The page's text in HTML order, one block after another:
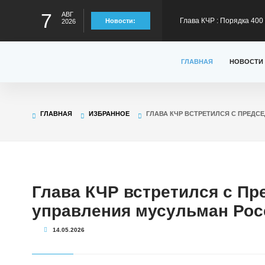
7
АВГ
2026
Новости: 300 тысяч рублей на
Глава КЧР Рашид
статус лидера страны
Глава КЧР Рашид
Малый Зеленчук на 42-
ГЛАВНАЯ НОВОСТИ
ГЛАВНАЯ ИЗБРАННОЕ ГЛАВА КЧР ВСТРЕТИЛСЯ С
Глава КЧР встретился с
управления мусульман
14.05.2026